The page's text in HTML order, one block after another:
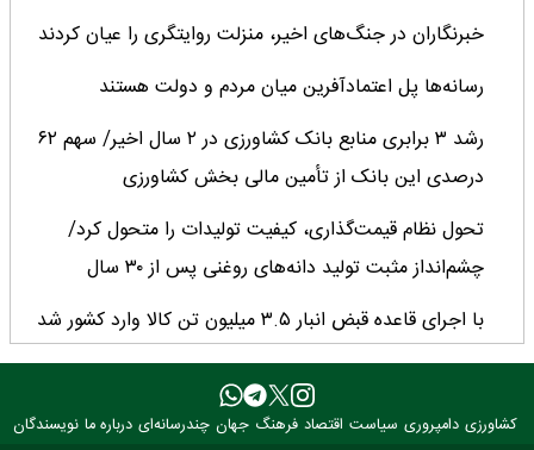
خبرنگاران در جنگ‌های اخیر، منزلت روایتگری را عیان کردند
رسانه‌ها پل اعتمادآفرین میان مردم و دولت هستند
رشد ۳ برابری منابع بانک کشاورزی در ۲ سال اخیر/ سهم ۶۲
درصدی این بانک از تأمین مالی بخش کشاورزی
تحول نظام قیمت‌گذاری، کیفیت تولیدات را متحول کرد/
چشم‌انداز مثبت تولید دانه‌های روغنی پس از ۳۰ سال
با اجرای قاعده قبض انبار ۳.۵ میلیون تن کالا وارد کشور شد
میانگین عملکرد غلات ایران ۲.۷ تن در هکتار؛ فاصله معنادار با
کشورهای پیشروکشاورزی دامپروری سیاست اقتصاد فرهنگ جهان چندرسانه‌ای درباره ما نویسندگان